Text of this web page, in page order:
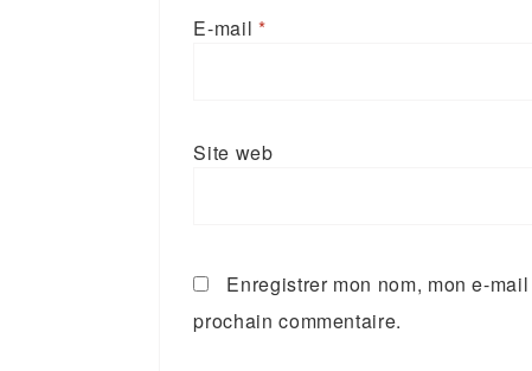
E-mail *
Site web
Enregistrer mon nom, mon e-
prochain commentaire.